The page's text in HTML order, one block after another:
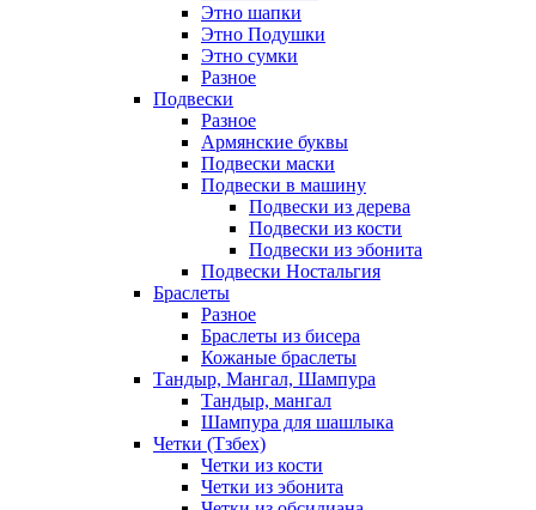
Этно шапки
Этно Подушки
Этно сумки
Разное
Подвески
Разное
Армянские буквы
Подвески маски
Подвески в машину
Подвески из дерева
Подвески из кости
Подвески из эбонита
Подвески Ностальгия
Браслеты
Разное
Браслеты из бисера
Кожаные браслеты
Тандыр, Мангал, Шампура
Тандыр, мангал
Шампура для шашлыка
Четки (Тзбех)
Четки из кости
Четки из эбонита